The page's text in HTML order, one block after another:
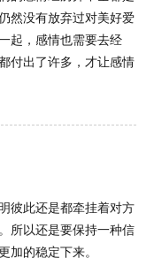
然没有放弃过对美好爱
起，感情也需要去经
付出了许多，才让感情
此还是都牵挂着对方
所以还是要保持一种信
加的稳定下来。